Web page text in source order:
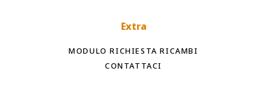
Extra
MODULO RICHIESTA RICAMBI
CONTATTACI